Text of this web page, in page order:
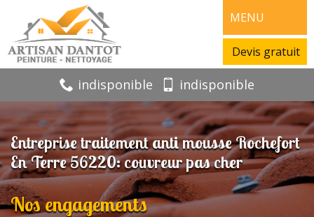
MENU
Devis gratuit
indisponible indisponible
Entreprise traitement anti mousse Rochefort
En Terre 56220: couvreur pas cher
Nos engagements